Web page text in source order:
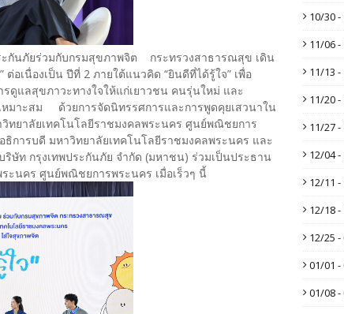
ะกันภัยร่วมกับกรมสุขภาพจิต กระทรวงสาธารณสุข เดิน
อเนื่องเป็น ปีที่ 2 ภายใต้แนวคิด “ยินดีที่ได้รู้ใจ” เพื่อ
ดูแลสุขภาวะทางใจให้แก่เยาวชน คนรุ่นใหม่ และ
หมาะสม ด้วยการจัดนิทรรศการและการพูดคุยเสวนาใน
ทยาลัยเทคโนโลยีราชมงคลพระนคร ศูนย์พณิชยการ
การบดี มหาวิทยาลัยเทคโนโลยีราชมงคลพระนคร และ
ระกันภัย จำกัด (มหาชน) ร่วมเป็นประธาน
ะนคร ศูนย์พณิชยการพระนคร เมื่อเร็วๆ นี้
10/30
11/06 -
11/13
11/20
11/27
12/04 -
12/11
12/18 -
12/25 -
01/01 -
01/08 -